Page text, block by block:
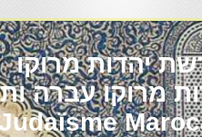
יהדות מרוקו